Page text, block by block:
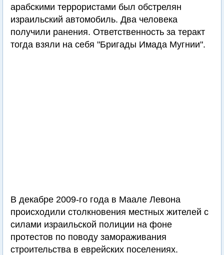
арабскими террористами был обстрелян
израильский автомобиль. Два человека
получили ранения. Ответственность за теракт
тогда взяли на себя "Бригады Имада Мугнии".
В декабре 2009-го года в Маале Левона
происходили столкновения местных жителей с
силами израильской полиции на фоне
протестов по поводу замораживания
строительства в еврейских поселениях.